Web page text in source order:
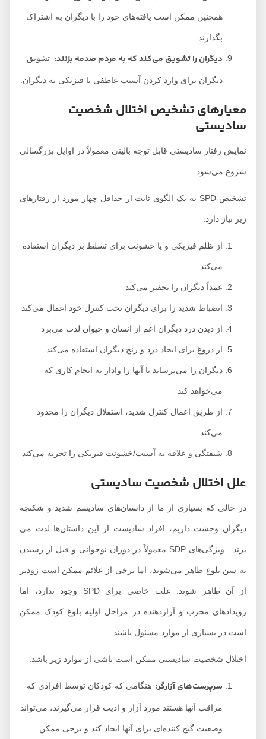
همچنین ممکن است یافته‌های خود را با دیگران به اشتراک
بگذارند.
دیگران را تشویق می‌کند که به مردم صدمه بزنند :تشویق
دیگران برای وارد کردن آسیب عاطفی یا فیزیکی به دیگران.
معیارهای تشخیص اختلال شخصیت
سادیستی
نمایش رفتار سادیستی قابل توجه بالینی معمولاً در اوایل بزرگسالی
شروع می‌شود.
تشخیص SPD به یک الگوی ثابت از حداقل چهار مورد از رفتارهای
زیر نیاز دارد:
از ظلم فیزیکی و یا خشونت برای تسلط بر دیگران استفاده
می‌کند
عمداً دیگران را تحقیر می‌کند
انضباط شدید را برای دیگران تحت کنترل خود اعمال می‌کند
از دیدن درد دیگران اعم از انسان و حیوان لذت می‌برد
از دروغ برای ایجاد درد و رنج دیگران استفاده می‌کند
دیگران را می‌ترساند تا آنها را وادار به انجام کاری که
می‌خواهد کند
از طریق اعمال کنترل شدید، استقلال دیگران را محدود
می‌کند
شیفتگی و علاقه به آسیب/خشونت فیزیکی را تجربه می‌کند
علل اختلال شخصیت سادیستی
در حالی که بسیاری از ما از داستان‌های سادیسم شدید و شکنجه
دیگران وحشت داریم، افراد سادیست از این داستان‌ها لذت می
برند. ویژگی‌های SDP معمولاً در دوران نوجوانی و قبل از رسیدن
به سن بلوغ ظاهر می‌شوند، اما برخی از علائم ممکن است زودتر
از آن ظاهر شوند. علت خاصی برای SPD وجود ندارد، اما
رویدادهای مخرب و آزاردهنده در مراحل اولیه بلوغ کودک ممکن
است در بسیاری از موارد مسئول باشند.
اختلال شخصیت سادیستی ممکن است ناشی از موارد زیر باشد:
سرپرست‌های آزارگر:هنگامی که کودکان توسط افرادی که
مراقب آنها هستند مورد آزار و اذیت قرار می‌گیرند، می‌تواند
وضعیت گیج کننده‌ای برای آنها ایجاد کند و برخی ممکن